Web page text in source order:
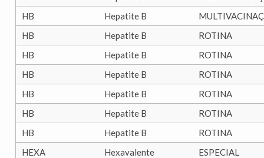
HB
Hepatite B
HB
Hepatite B
ROTINA
HB
Hepatite B
ROTINA
HB
Hepatite B
ROTINA
HB
Hepatite B
ROTINA
HB
Hepatite B
ROTINA
HB
Hepatite B
ROTINA
HEXA
Hexavalente
ESPECIAL